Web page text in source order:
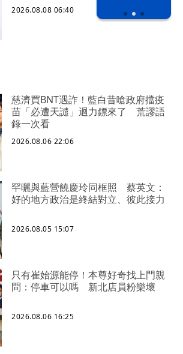
2026.08.08 06:40
慈濟買BNT遇詐！藍白昔嗆政府擋疫
苗「必遭天譴」迴力鏢來了 荒謬語
錄一次看
2026.08.06 22:06
罕曬與藍營饒慶玲同框照 蔡英文：
好的地方政治是終結對立、彼此接力
2026.08.05 15:07
只有崔始源能停！本尊好奇找上門親
問：停車可以嗎 新北店員粉樂壞
2026.08.06 16:25